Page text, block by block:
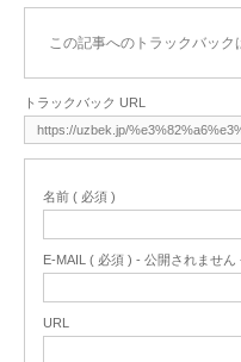
この記事へのトラックバック
トラックバック URL
名前 ( 必須 )
E-MAIL ( 必須 ) - 公開されません
URL